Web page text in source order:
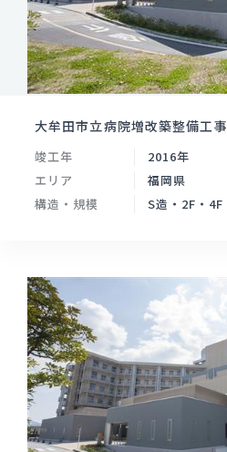
大牟田市立病院増改築整備工事
竣工年
2016年
エリア
福岡県
構造・規模
S造・2F・4F